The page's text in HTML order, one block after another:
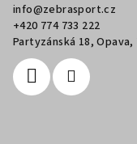
info@zebrasport.cz
+420 774 733 222
Partyzánská 18, Opava,